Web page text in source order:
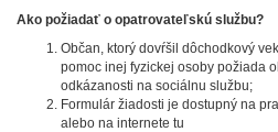
Ako požiadať o opatrovateľskú službu?
Občan, ktorý dovŕšil dôchodkový
pomoc inej fyzickej osoby požiada
odkázanosti na sociálnu službu;
Formulár žiadosti je dostupný na
alebo na internete tu